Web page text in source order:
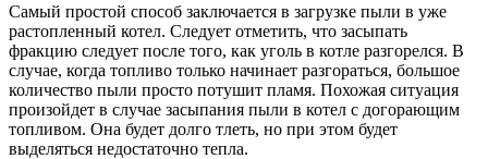
Самый простой способ заключается в загрузке пыли в уже
растопленный котел. Следует отметить, что засыпать
фракцию следует после того, как уголь в котле разгорелся. В
случае, когда топливо только начинает разгораться, большое
количество пыли просто потушит пламя. Похожая ситуация
произойдет в случае засыпания пыли в котел с догорающим
топливом. Она будет долго тлеть, но при этом будет
выделяться недостаточно тепла.